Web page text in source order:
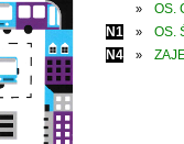
»
OS.
N1
»
OS.
N4
»